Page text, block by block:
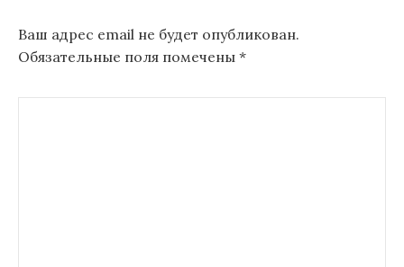
Ваш адрес email не будет опубликован.
Обязательные поля помечены *